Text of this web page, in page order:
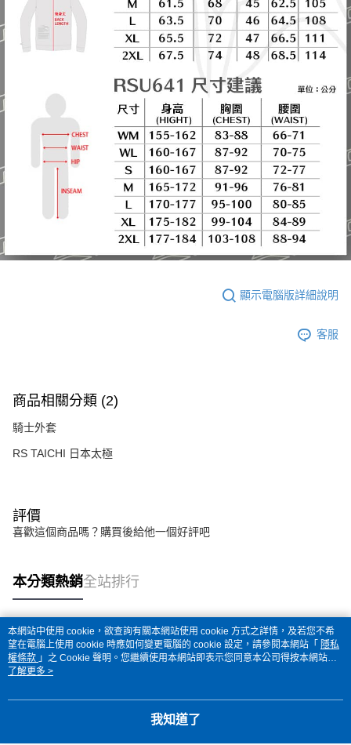
顯示電腦版詳細說明
客服
商品相關分類 (2)
騎士外套
RS TAICHI 日本太極
評價
喜歡這個商品嗎？購買後給他一個好評吧
本分類熱銷全站排行
熱門標籤
本網站中使用 cookie，欲查詢有關本網站使用 cookie 方式之詳情，及若您不希
望在電腦上使用 cookie 時應如何變更電腦的 cookie 設定，請參閱本網站「 隱私
權條款 」之 Cookie 聲明。您繼續使用本網站即表示您同意本公司得按本網站使
用條款之 Cookie 聲明使用 cookie。
了解更多 >
我知道了